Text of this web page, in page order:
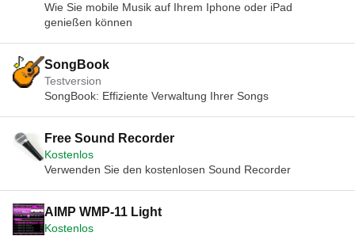
Wie Sie mobile Musik auf Ihrem Iphone oder iPad
genießen können
SongBook
Testversion
SongBook: Effiziente Verwaltung Ihrer Songs
Free Sound Recorder
Kostenlos
Verwenden Sie den kostenlosen Sound Recorder
AIMP WMP-11 Light
Kostenlos